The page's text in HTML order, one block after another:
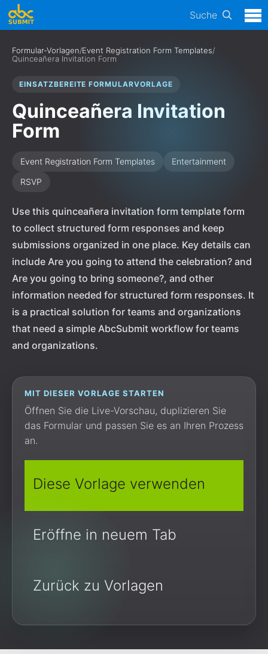
Suche
Formular-Vorlagen/Event Registration Form Templates/
Quinceañera Invitation Form
EINSATZBEREITE FORMULARVORLAGE
Quinceañera Invitation
Form
Event Registration Form Templates
Entertainment
RSVP
Use this quinceañera invitation form template form
to collect structured form responses and keep
submissions organized in one place. Key details can
include Are you going to attend the celebration? and
Are you going to bring someone?, and other
information needed for structured form responses. It
is a practical solution for teams and organizations
that need a simple AbcSubmit workflow for teams
and organizations.
MIT DIESER VORLAGE STARTEN
Öffnen Sie die Live-Vorschau, duplizieren Sie
das Formular und passen Sie es an Ihren Prozess
an.
Diese Vorlage verwenden
Eröffne in neuem Tab
Zurück zu Vorlagen